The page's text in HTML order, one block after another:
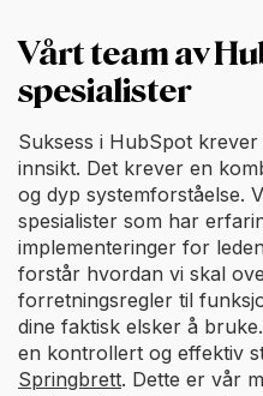
Vårt team av
spesialister
Suksess i HubSpot
innsikt. Det krever en
og dyp systemforståelse.
spesialister som har
implementeringer for
forstår hvordan vi skal
forretningsregler til
dine faktisk elsker å
en kontrollert og effektiv
Springbrett. Dette er vår